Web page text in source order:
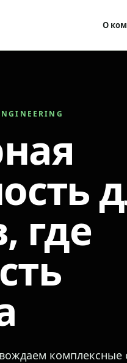
О
где
комплексные